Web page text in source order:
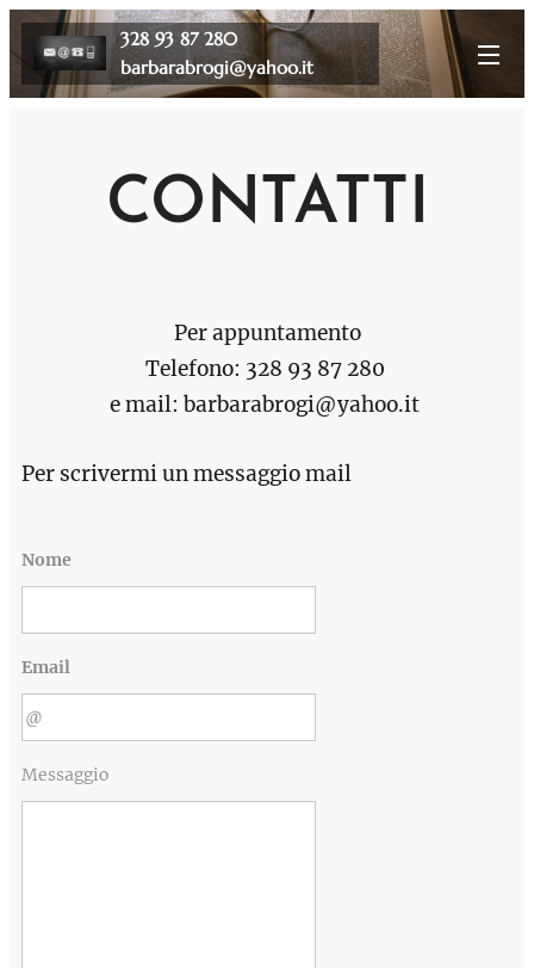
328 93 87 280
barbarabrogi@yahoo.it
CONTATTI
Per appuntamento
Telefono: 328 93 87 280
e mail: barbarabrogi@yahoo.it
Per scrivermi un messaggio mail
Nome
Email
Messaggio